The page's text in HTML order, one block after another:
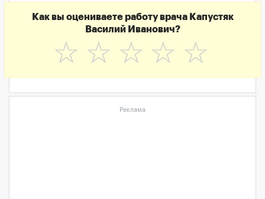
Как вы оцениваете работу врача Капустяк
Василий Иванович?
☆
☆
☆
☆
☆
Реклама